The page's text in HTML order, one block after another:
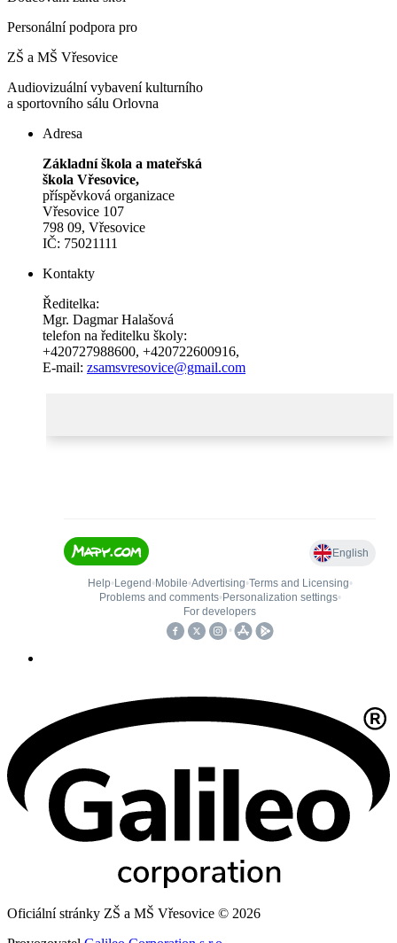
Personální podpora pro
ZŠ a MŠ Vřesovice
Audiovizuální vybavení kulturního
a sportovního sálu Orlovna
Adresa
Základní škola a mateřská
škola Vřesovice,
příspěvková organizace
Vřesovice 107
798 09, Vřesovice
IČ: 75021111
Kontakty
Ředitelka:
Mgr. Dagmar Halašová
telefon na ředitelku školy:
+420727988600, +420722600916,
E-mail: zsamsvresovice@gmail.com
Oficiální stránky ZŠ a MŠ Vřesovice © 2026